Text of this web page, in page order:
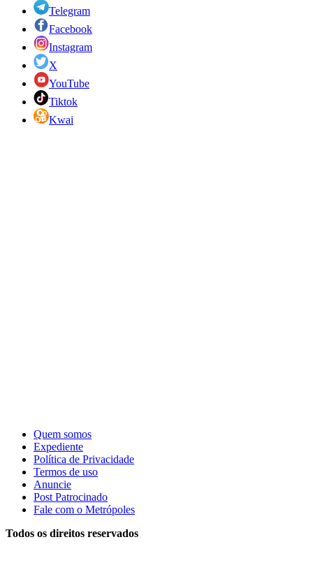
Telegram
Facebook
Instagram
X
YouTube
Tiktok
Kwai
Quem somos
Expediente
Política de Privacidade
Termos de uso
Anuncie
Post Patrocinado
Fale com o Metrópoles
Todos os direitos reservados